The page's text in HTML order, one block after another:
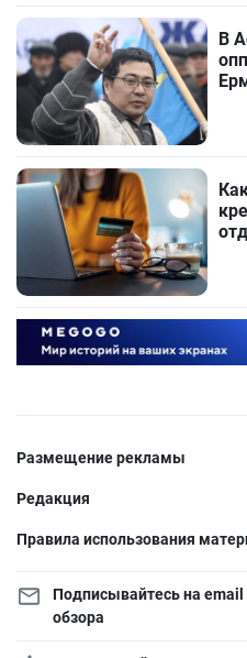
В
Размещение рекламы
Редакция
Правила использования
Подписывайтесь на
обзора